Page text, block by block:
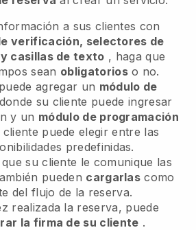
a sus clientes con
verificación, selectores de
casillas de texto , haga que
sean obligatorioso no.
agregar un módulo de
donde su cliente puede ingresar
y un módulo de programación
puede elegir entre las
predefinidas.
su cliente le comunique las
pueden cargarlas como
del flujo de la reserva.
realizada la reserva, puede
la firma de su cliente .